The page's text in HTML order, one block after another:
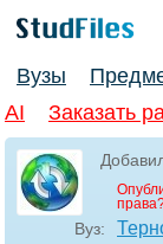
Вузы
AI
Заказать
Вуз: